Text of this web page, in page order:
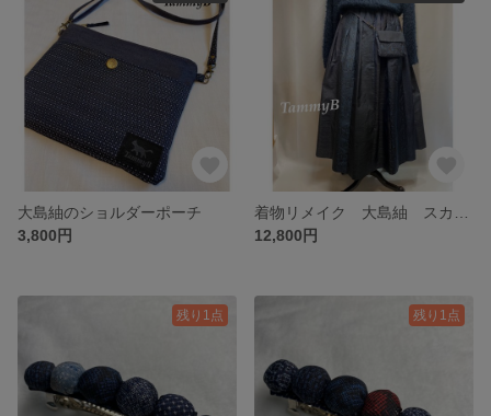
大島紬のショルダーポーチ
3,800円
12,800円
残り1点 残り1点